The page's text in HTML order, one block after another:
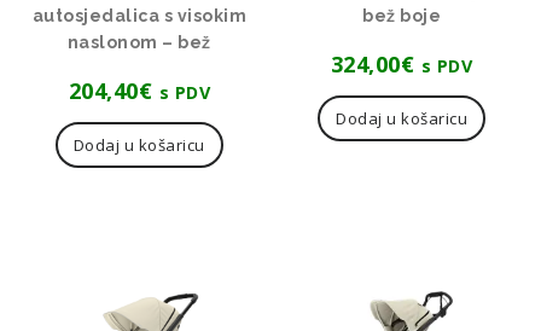
autosjedalica s visokim
naslonom – bež
204,40€ s PDV
Dodaj u košaricu
bež boje
324,00€ s PDV
Dodaj u košaricu